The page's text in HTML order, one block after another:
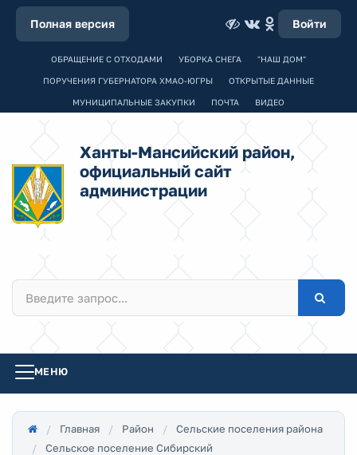
Полная версия Войти
ОБРАЩЕНИЕ С ОТХОДАМИ УБОРКА СНЕГА "НАШ ДОМ"
ПОРУЧЕНИЯ ГУБЕРНАТОРА ХМАО-ЮГРЫ ОТКРЫТЫЕ ДАННЫЕ
МУНИЦИПАЛЬНЫЕ ЗАКУПКИ ПОЧТА ВИДЕО
Ханты-Мансийский район,
официальный сайт
администрации
МЕНЮ
Главная Район
Сельские поселения района
Сельское поселение Сибирский